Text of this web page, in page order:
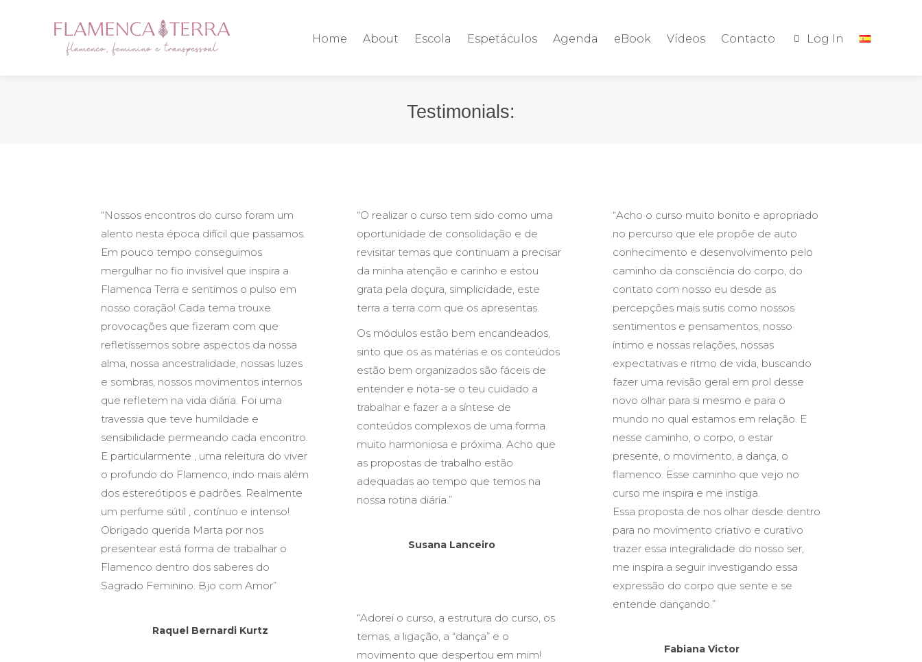
Home About Escola Espetáculos Agenda eBook Vídeos Contacto Log In
Testimonials:
“Nossos encontros do curso foram um
alento nesta época difícil que passamos.
Em pouco tempo conseguimos
mergulhar no fio invisível que inspira a
Flamenca Terra e sentimos o pulso em
nosso coração! Cada tema trouxe
provocações que fizeram com que
refletíssemos sobre aspectos da nossa
alma, nossa ancestralidade, nossas luzes
e sombras, nossos movimentos internos
que refletem na vida diária. Foi uma
travessia que teve humildade e
sensibilidade permeando cada encontro.
E particularmente , uma releitura do viver
o profundo do Flamenco, indo mais além
dos estereótipos e padrões. Realmente
um perfume sútil , contínuo e intenso!
Obrigado querida Marta por nos
presentear está forma de trabalhar o
Flamenco dentro dos saberes do
Sagrado Feminino. Bjo com Amor”
Raquel Bernardi Kurtz
“O realizar o curso tem sido como uma
oportunidade de consolidação e de
revisitar temas que continuam a precisar
da minha atenção e carinho e estou
grata pela doçura, simplicidade, este
terra a terra com que os apresentas.
Os módulos estão bem encandeados,
sinto que os as matérias e os conteúdos
estão bem organizados são fáceis de
entender e nota-se o teu cuidado a
trabalhar e fazer a a síntese de
conteúdos complexos de uma forma
muito harmoniosa e próxima. Acho que
as propostas de trabalho estão
adequadas ao tempo que temos na
nossa rotina diária.”
Susana Lanceiro
“Acho o curso muito bonito e apropriado
no percurso que ele propõe de auto
conhecimento e desenvolvimento pelo
caminho da consciência do corpo, do
contato com nosso eu desde as
percepções mais sutis como nossos
sentimentos e pensamentos, nosso
íntimo e nossas relações, nossas
expectativas e ritmo de vida, buscando
fazer uma revisão geral em prol desse
novo olhar para si mesmo e para o
mundo no qual estamos em relação. E
nesse caminho, o corpo, o estar
presente, o movimento, a dança, o
flamenco. Esse caminho que vejo no
curso me inspira e me instiga.
Essa proposta de nos olhar desde dentro
para no movimento criativo e curativo
trazer essa integralidade do nosso ser,
me inspira a seguir investigando essa
expressão do corpo que sente e se
entende dançando.”
Fabiana Victor
“Adorei o curso, a estrutura do curso, os
temas, a ligação, a “dança” e o
movimento que despertou em mim!